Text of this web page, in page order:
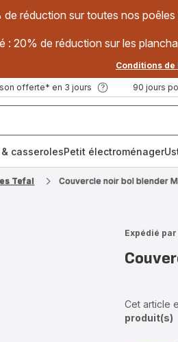
réduction sur toutes nos
: 20% de réduction sur les
Conditions
offerte* en 3 jours 90 jours
casserolesPetit électroménager
Tefal Couvercle noir bol blender
Expédié
Cet article
produit(s)